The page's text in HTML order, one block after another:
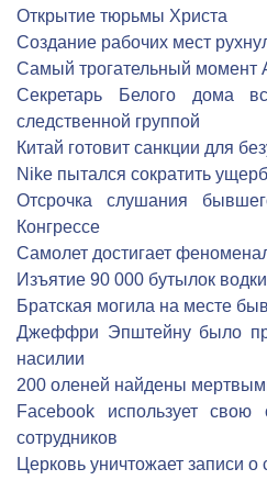
Открытие тюрьмы Христа
Создание рабочих мест
Самый трогательный момент
Секретарь Белого дома
следственной группой
Китай готовит санкции для
Nike пытался сократить
Отсрочка слушания
Конгрессе
Cамолет достигает
Изъятие 90 000 бутылок
Братская могила на месте
Джеффри Эпштейну было
насилии
200 оленей найдены
Facebook использует
сотрудников
Церковь уничтожает записи о